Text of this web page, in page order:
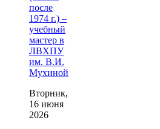
после
1974 г.) –
учебный
мастер в
ЛВХПУ
им. В.И.
Мухиной
Вторник,
16 июня
2026